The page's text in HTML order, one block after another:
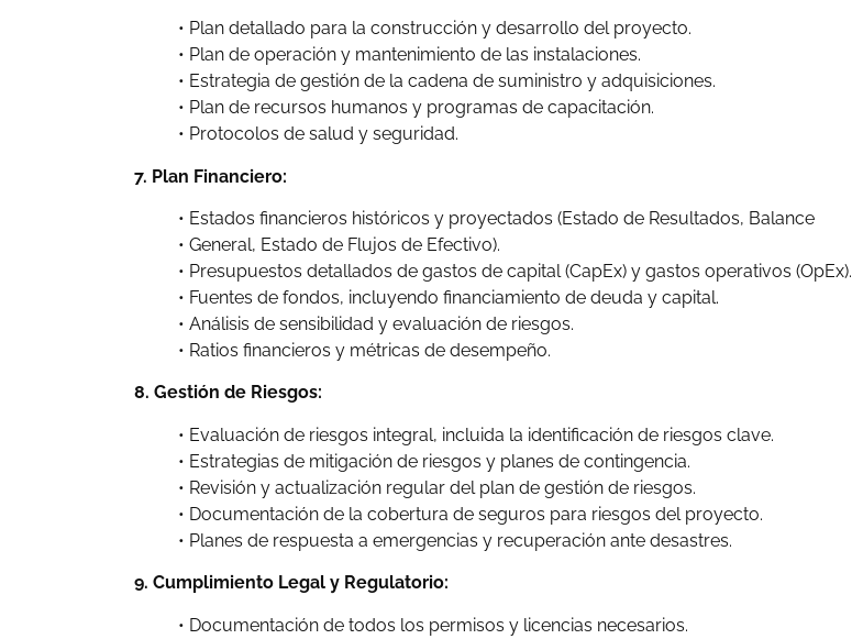
• Plan detallado para la construcción y desarrollo del proyecto.
• Plan de operación y mantenimiento de las instalaciones.
• Estrategia de gestión de la cadena de suministro y adquisiciones.
• Plan de recursos humanos y programas de capacitación.
• Protocolos de salud y seguridad.
7. Plan Financiero:
• Estados financieros históricos y proyectados (Estado de Resultados, Balance
• General, Estado de Flujos de Efectivo).
• Presupuestos detallados de gastos de capital (CapEx) y gastos operativos (OpEx).
• Fuentes de fondos, incluyendo financiamiento de deuda y capital.
• Análisis de sensibilidad y evaluación de riesgos.
• Ratios financieros y métricas de desempeño.
8. Gestión de Riesgos:
• Evaluación de riesgos integral, incluida la identificación de riesgos clave.
• Estrategias de mitigación de riesgos y planes de contingencia.
• Revisión y actualización regular del plan de gestión de riesgos.
• Documentación de la cobertura de seguros para riesgos del proyecto.
• Planes de respuesta a emergencias y recuperación ante desastres.
9. Cumplimiento Legal y Regulatorio:
• Documentación de todos los permisos y licencias necesarios.